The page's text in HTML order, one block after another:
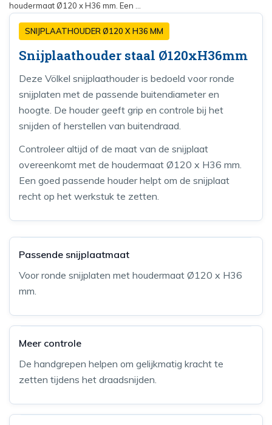
houdermaat Ø120 x H36 mm. Een ...
SNIJPLAATHOUDER Ø120 X H36 MM
Snijplaathouder staal Ø120xH36mm
Deze Völkel snijplaathouder is bedoeld voor ronde
snijplaten met de passende buitendiameter en
hoogte. De houder geeft grip en controle bij het
snijden of herstellen van buitendraad.
Controleer altijd of de maat van de snijplaat
overeenkomt met de houdermaat Ø120 x H36 mm.
Een goed passende houder helpt om de snijplaat
recht op het werkstuk te zetten.
Passende snijplaatmaat
Voor ronde snijplaten met houdermaat Ø120 x H36
mm.
Meer controle
De handgrepen helpen om gelijkmatig kracht te
zetten tijdens het draadsnijden.